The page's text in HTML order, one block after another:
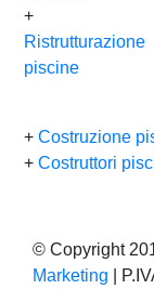
+
Ristrutturazione
piscine
+ Costruzione
+ Costruttori
© Copyright
Marketing |